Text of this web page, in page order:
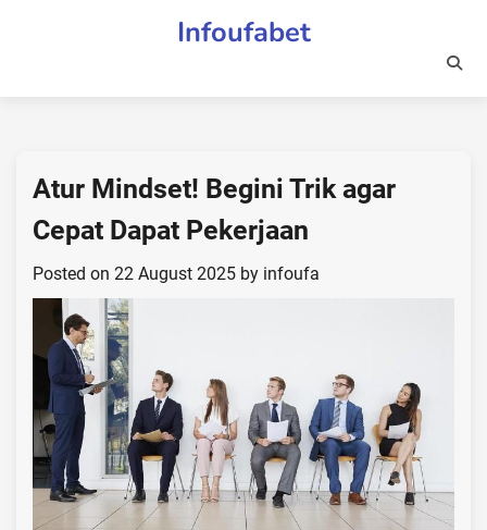
Infoufabet
Atur Mindset! Begini Trik agar
Cepat Dapat Pekerjaan
Posted on 22 August 2025 by infoufa